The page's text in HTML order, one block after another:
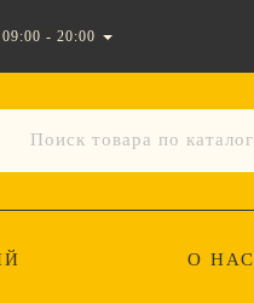
- 20:00
О НАС